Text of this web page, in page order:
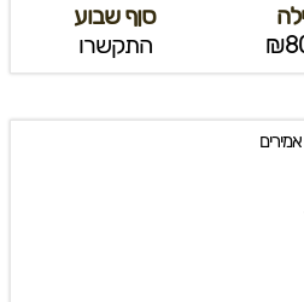
סןף שבוע
התקשרו
אמירים